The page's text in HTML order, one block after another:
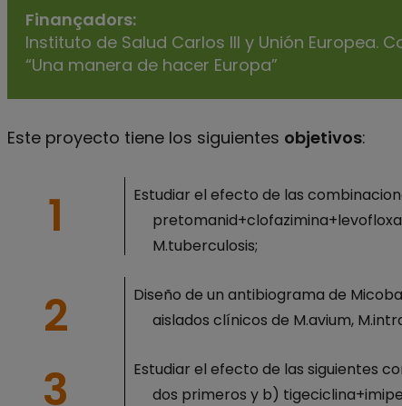
a Twitter
a LinkedIn
per email
Finançadors
Instituto de Salud Carlos III y Unión Europea.
“Una manera de hacer Europa”
Este proyecto tiene los siguientes objetivos:
Estudiar el efecto de las
M.tuberculosis;
Diseño de un antibiograma de
aislados clínicos de M.avium,
Estudiar el efecto de las siguientes
dos primeros y b)